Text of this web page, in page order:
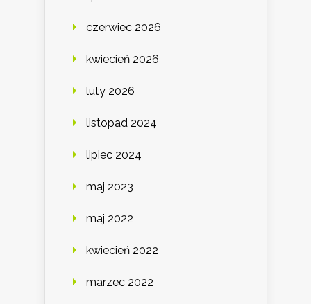
czerwiec 2026
kwiecień 2026
luty 2026
listopad 2024
lipiec 2024
maj 2023
maj 2022
kwiecień 2022
marzec 2022